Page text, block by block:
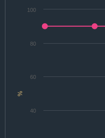
%
40
60
80
100